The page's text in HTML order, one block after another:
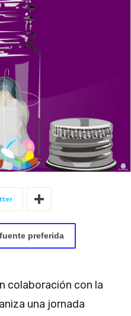
preferida
colaboración con la
una jornada